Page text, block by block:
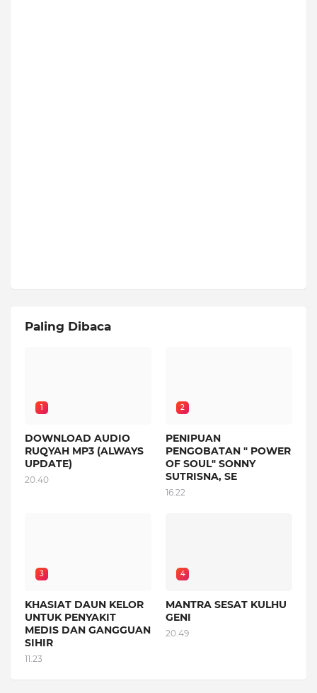
Paling Dibaca
1
DOWNLOAD AUDIO
RUQYAH MP3 (ALWAYS
UPDATE)
20.40
2
PENIPUAN
PENGOBATAN " POWER
OF SOUL" SONNY
SUTRISNA, SE
16.22
3
KHASIAT DAUN KELOR
UNTUK PENYAKIT
MEDIS DAN GANGGUAN
SIHIR
11.23
4
MANTRA SESAT KULHU
GENI
20.49